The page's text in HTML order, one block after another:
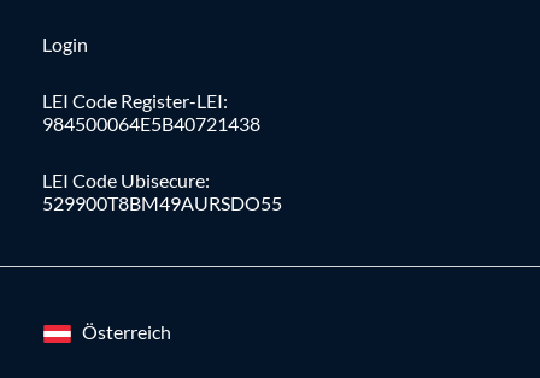
Login
LEI Code Register-LEI:
984500064E5B40721438
LEI Code Ubisecure:
529900T8BM49AURSDO55
Österreich